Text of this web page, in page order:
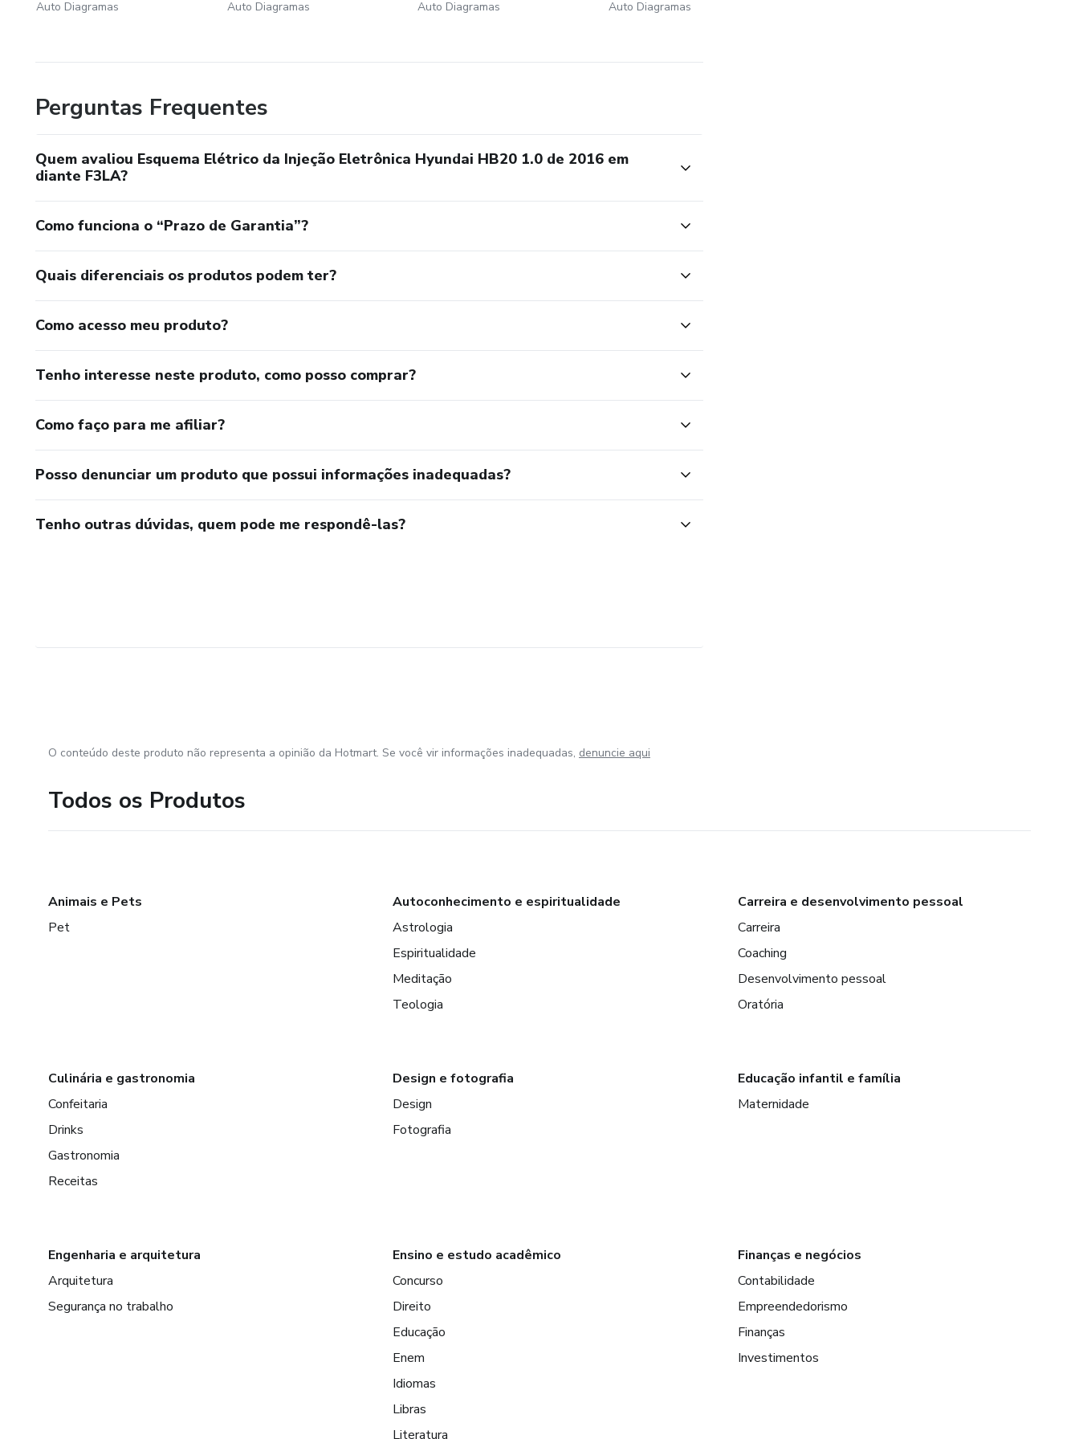
Auto Diagramas Auto Diagramas Auto Diagramas Auto Diagramas
Perguntas Frequentes
Quem avaliou Esquema Elétrico da Injeção Eletrônica Hyundai HB20 1.0 de 2016 em
diante F3LA?
Como funciona o “Prazo de Garantia”?
Quais diferenciais os produtos podem ter?
Como acesso meu produto?
Tenho interesse neste produto, como posso comprar?
Como faço para me afiliar?
Posso denunciar um produto que possui informações inadequadas?
Tenho outras dúvidas, quem pode me respondê-las?
O conteúdo deste produto não representa a opinião da Hotmart. Se você vir informações inadequadas, denuncie aqui
Todos os Produtos
Animais e Pets
Pet
Autoconhecimento e espiritualidade
Astrologia
Espiritualidade
Meditação
Teologia
Carreira e desenvolvimento pessoal
Carreira
Coaching
Desenvolvimento pessoal
Oratória
Culinária e gastronomia
Confeitaria
Drinks
Gastronomia
Receitas
Design e fotografia
Design
Fotografia
Educação infantil e família
Maternidade
Engenharia e arquitetura
Arquitetura
Segurança no trabalho
Ensino e estudo acadêmico
Concurso
Direito
Educação
Enem
Idiomas
Libras
Literatura
Finanças e negócios
Contabilidade
Empreendedorismo
Finanças
Investimentos